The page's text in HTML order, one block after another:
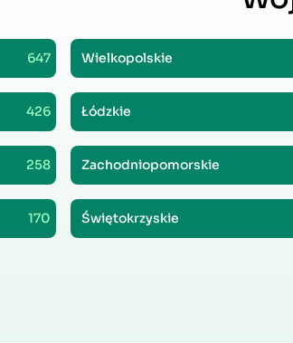
647 Wielkopolskie
426 Łódzkie
258 Zachodniopomorskie
170 Świętokrzyskie